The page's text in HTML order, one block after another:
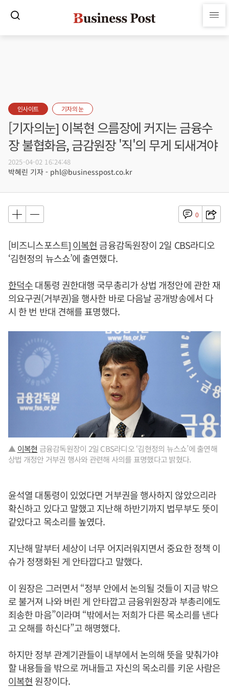
인사이트 기자의 눈
[기자의눈] 이복현 으름장에 커지는 금융수
장 불협화음, 금감원장 '직'의 무게 되새겨야
2025-04-02 16:24:48
박혜린 기자 - phl@businesspost.co.kr
0
[비즈니스포스트]이복현 금융감독원장이 2일 CBS라디오
‘김현정의 뉴스쇼’에 출연했다.
한덕수대통령 권한대행 국무총리가 상법 개정안에 관한 재
의요구권(거부권)을 행사한 바로 다음날 공개방송에서 다
시 한 번 반대 견해를 표명했다.
▲ 이복현 금융감독원장이 2일 CBS라디오 ‘김현정의 뉴스쇼’에 출연해
상법 개정안 거부권 행사와 관련해 사의를 표명했다고 밝혔다.
윤석열 대통령이 있었다면 거부권을 행사하지 않았으리라
확신하고 있다고 말했고 지난해 하반기까지 법무부도 뜻이
같았다고 목소리를 높였다.
지난해 말부터 세상이 너무 어지러워지면서 중요한 정책 이
슈가 정쟁화된 게 안타깝다고 말했다.
이 원장은 그러면서 “정부 안에서 논의될 것들이 지금 밖으
로 불거져 나와 버린 게 안타깝고 금융위원장과 부총리에도
죄송한 마음”이라며 “밖에서는 저희가 다른 목소리를 낸다
고 오해를 하신다”고 해명했다.
하지만 정부 관계기관들이 내부에서 논의해 뜻을 맞춰가야
할 내용들을 밖으로 꺼내들고 자신의 목소리를 키운 사람은
이복현 원장이다.